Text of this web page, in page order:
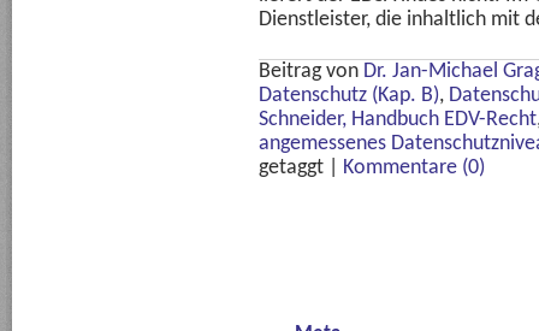
Dienstleister, die inhaltlich mit
Beitrag von Dr. Jan-Michael
Datenschutz (Kap. B),
Schneider, Handbuch EDV-Recht
angemessenes
getaggt
Kommentare (0)